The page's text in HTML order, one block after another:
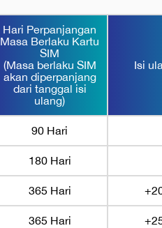
Hari Perpanjangan
Masa Berlaku Kartu
SIM
(Masa berlaku SIM
akan diperpanjang
dari tanggal isi
ulang)
Isi
90 Hari
180 Hari
365 Hari
365 Hari